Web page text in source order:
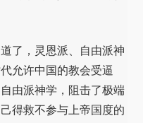
了，灵恩派、自由派神
允许中国的教会受逼
由派神学，阻击了极端
得救不参与上帝国度的